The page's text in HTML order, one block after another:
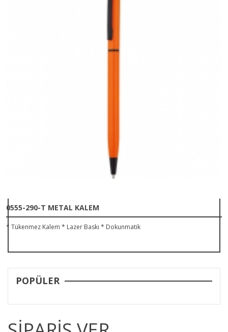
0555-290-T METAL KALEM
* Tükenmez Kalem * Lazer Baskı * Dokunmatik
POPÜLER